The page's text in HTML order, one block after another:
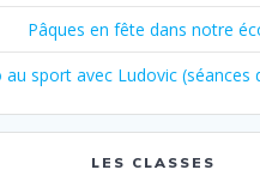
Pâques en fête dans notre
au sport avec Ludovic (séances
LES CLASSES